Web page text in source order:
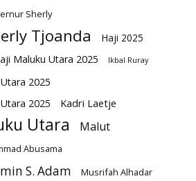
Sherly
Tjoanda Haji 2025
Maluku Utara 2025 Ikbal Ruray
2025
2025
Kadri Laetje
Utara Malut
Abusama
S. Adam Musrifah Alhadar